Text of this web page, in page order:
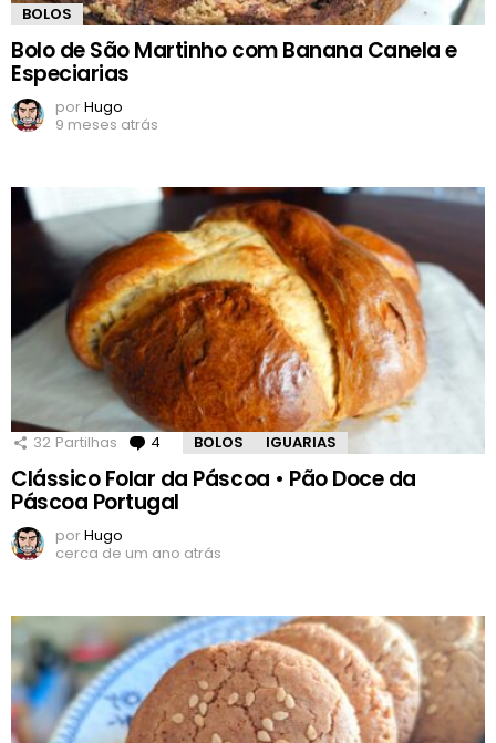
BOLOS
Bolo de São Martinho com Banana Canela e
Especiarias
porHugo
9 meses atrás
32 Partilhas 4 Comentários
BOLOS IGUARIAS
Clássico Folar da Páscoa • Pão Doce da
Páscoa Portugal
porHugo
cerca de um ano atrás